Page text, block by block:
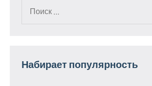
Набирает популярность